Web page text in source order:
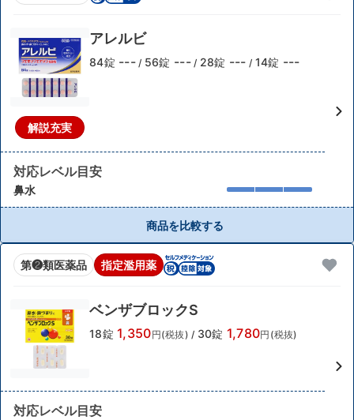
解説充実
アレルビ
84錠 --- / 56錠 --- / 28錠 --- / 14錠 ---
対応レベル目安
鼻水
商品を比較する
第❷類医薬品 指定濫用薬
ベンザブロックS
18錠 1,350円(税抜) / 30錠 1,780円(税抜)
対応レベル目安